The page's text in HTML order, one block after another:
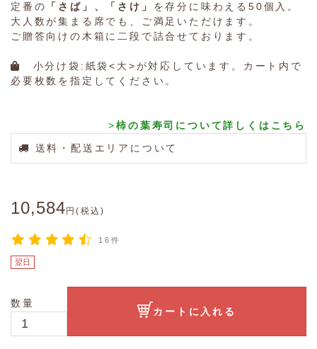
定番の
「さば」、「さけ」 を存分に味わえる50個入。
大人数が集まる席でも、ご満足いただけます。
ご贈答向けの木箱に二段で詰合せております。
小分け袋:紙袋<大>が対応しています。カート内で
必要枚数を指定してください。
>柿の葉寿司について詳しくはこちら
送料・配送エリアについて
10,584 円(税込)
16件
翌日
数量
カートに入れる